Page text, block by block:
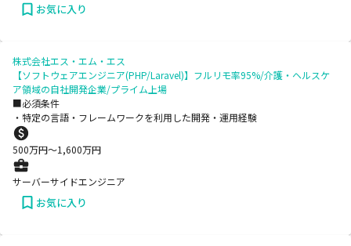
お気に入り
株式会社エス・エム・エス
【ソフトウェアエンジニア(PHP/Laravel)】フルリモ率95%/介護・ヘルスケ
ア領域の自社開発企業/プライム上場
■必須条件
・特定の言語・フレームワークを利用した開発・運用経験
500万円〜1,600万円
サーバーサイドエンジニア
お気に入り